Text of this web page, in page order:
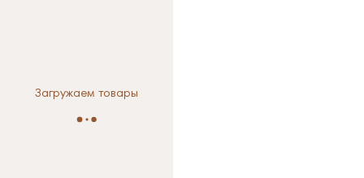
Загружаем товары